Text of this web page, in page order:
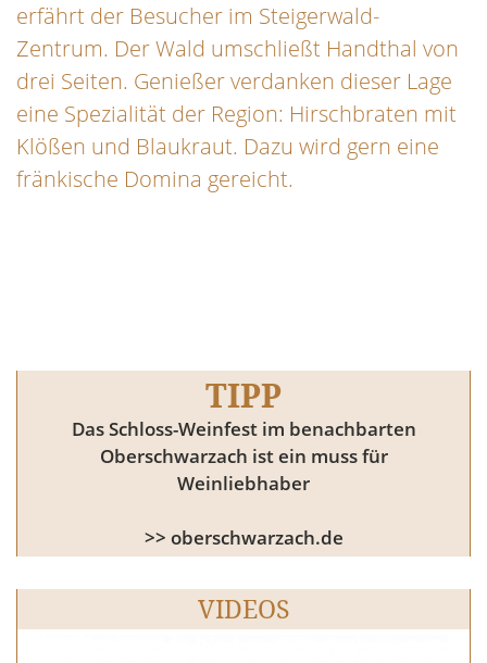
erfährt der Besucher im Steigerwald-
Zentrum. Der Wald umschließt Handthal von
drei Seiten. Genießer verdanken dieser Lage
eine Spezialität der Region: Hirschbraten mit
Klößen und Blaukraut. Dazu wird gern eine
fränkische Domina gereicht.
TIPP
Das Schloss-Weinfest im benachbarten
Oberschwarzach ist ein muss für
Weinliebhaber
>> oberschwarzach.de
VIDEOS